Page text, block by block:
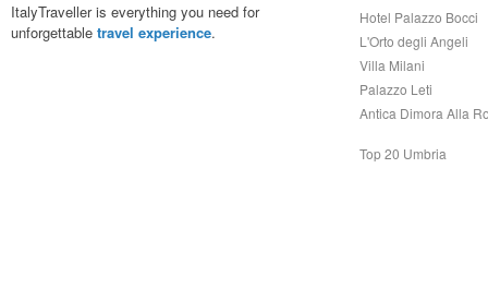
ItalyTraveller is everything you need for
unforgettable travel experience.
Hotel Palazzo Bocci
L'Orto degli Angeli
Villa Milani
Palazzo Leti
Antica Dimora Alla
Top 20 Umbria